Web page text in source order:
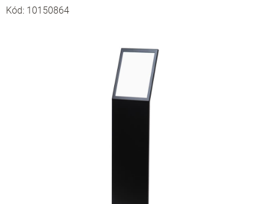
Kód: 10150864